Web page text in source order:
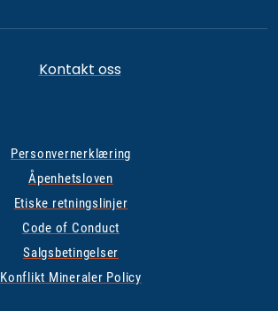
Kontakt oss
Personvernerklæring
Åpenhetsloven
Etiske retningslinjer
Code of Conduct
Salgsbetingelser
Konflikt Mineraler Policy